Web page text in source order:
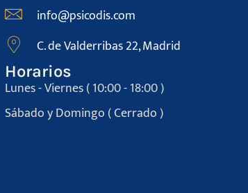
info@psicodis.com
C. de Valderribas 22, Madrid
Horarios
Lunes - Viernes ( 10:00 - 18:00 )
Sábado y Domingo ( Cerrado )